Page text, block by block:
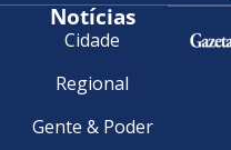
Notícias
Cidade
Regional
Gente & Poder